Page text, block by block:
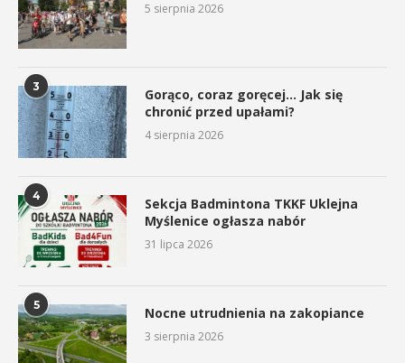
5 sierpnia 2026
3
Gorąco, coraz goręcej… Jak się
chronić przed upałami?
4 sierpnia 2026
4
Sekcja Badmintona TKKF Uklejna
Myślenice ogłasza nabór
31 lipca 2026
5 Nocne utrudnienia na zakopiance
3 sierpnia 2026